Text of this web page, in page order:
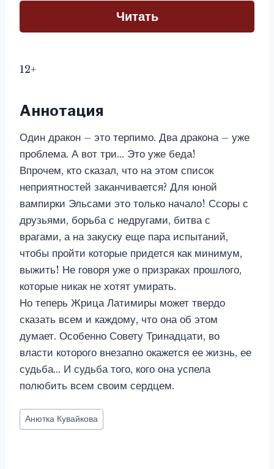
Читать
12+
Аннотация
Один дракон – это терпимо. Два дракона – уже
проблема. А вот три… Это уже беда!
Впрочем, кто сказал, что на этом список
неприятностей заканчивается? Для юной
вампирки Эльсами это только начало! Ссоры с
друзьями, борьба с недругами, битва с
врагами, а на закуску еще пара испытаний,
чтобы пройти которые придется как минимум,
выжить! Не говоря уже о призраках прошлого,
которые никак не хотят умирать.
Но теперь Жрица Латимиры может твердо
сказать всем и каждому, что она об этом
думает. Особенно Совету Тринадцати, во
власти которого внезапно окажется ее жизнь, ее
судьба… И судьба того, кого она успела
полюбить всем своим сердцем.
Метки
записи:
Анютка Кувайкова